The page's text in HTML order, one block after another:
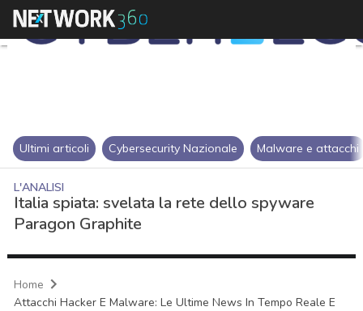
Ultimi articoli Cybersecurity Nazionale Malware e attacchi
L'ANALISI
Italia spiata: svelata la rete dello spyware
Paragon Graphite
Home
Attacchi Hacker E Malware: Le Ultime News In Tempo Reale E